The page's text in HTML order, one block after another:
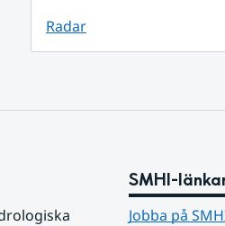
Radar
SMHI-
Jobba på